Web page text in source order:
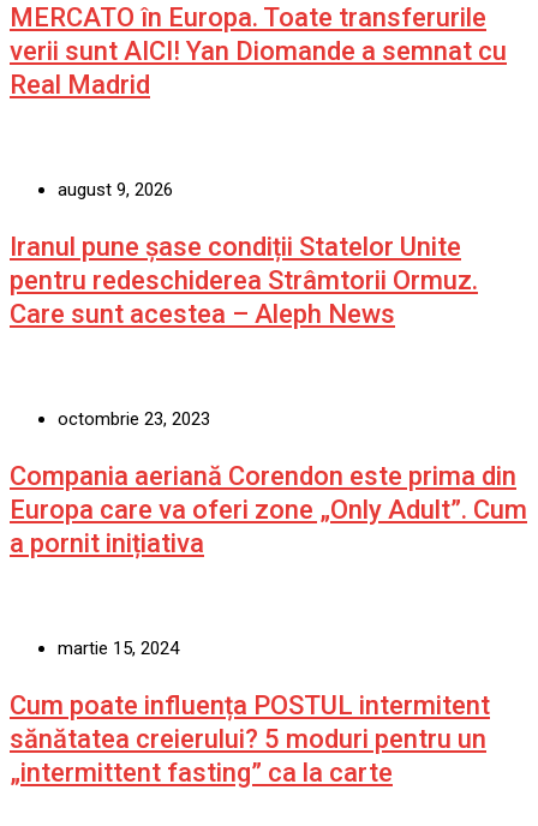
MERCATO în Europa. Toate transferurile
verii sunt AICI! Yan Diomande a semnat cu
Real Madrid
august 9, 2026
Iranul pune șase condiții Statelor Unite
pentru redeschiderea Strâmtorii Ormuz.
Care sunt acestea – Aleph News
octombrie 23, 2023
Compania aeriană Corendon este prima din
Europa care va oferi zone „Only Adult”. Cum
a pornit inițiativa
martie 15, 2024
Cum poate influența POSTUL intermitent
sănătatea creierului? 5 moduri pentru un
„intermittent fasting” ca la carte